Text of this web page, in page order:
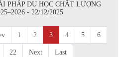
PHÁP DU HỌC CHẤT LƯỢNG
- 22/12/2025
1 2 3 4 5 6
22 Next Last